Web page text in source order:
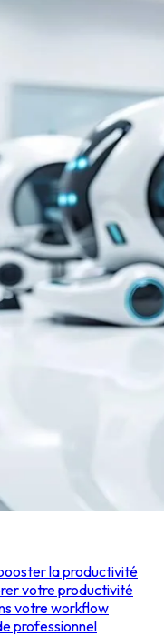
la productivité
votre productivité
votre workflow
professionnel